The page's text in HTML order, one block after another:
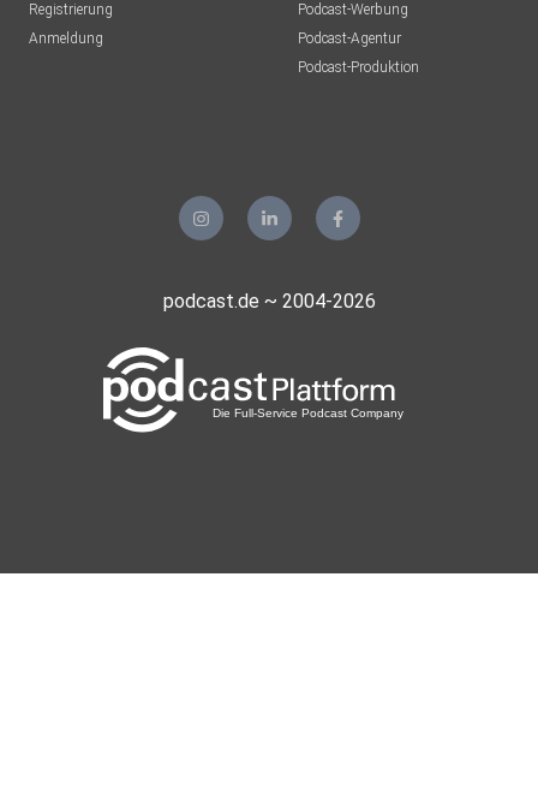
Registrierung
Anmeldung
Podcast-Werbung
Podcast-Agentur
Podcast-Produktion
podcast.de ~ 2004-2026